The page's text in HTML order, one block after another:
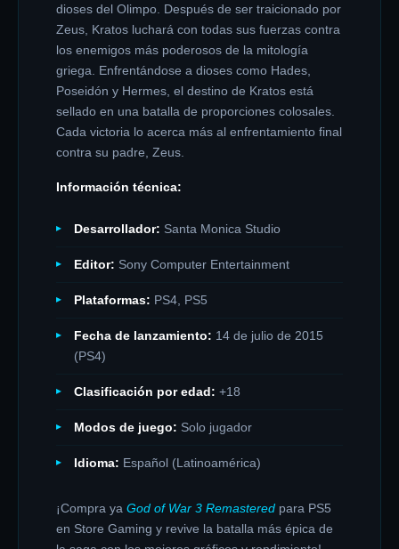
dioses del Olimpo. Después de ser traicionado por
Zeus, Kratos luchará con todas sus fuerzas contra
los enemigos más poderosos de la mitología
griega. Enfrentándose a dioses como Hades,
Poseidón y Hermes, el destino de Kratos está
sellado en una batalla de proporciones colosales.
Cada victoria lo acerca más al enfrentamiento final
contra su padre, Zeus.
Información técnica:
Desarrollador: Santa Monica Studio
Editor: Sony Computer Entertainment
Plataformas: PS4, PS5
Fecha de lanzamiento: 14 de julio de 2015
(PS4)
Clasificación por edad: +18
Modos de juego: Solo jugador
Idioma: Español (Latinoamérica)
¡Compra ya God of War 3 Remastered para PS5
en Store Gaming y revive la batalla más épica de